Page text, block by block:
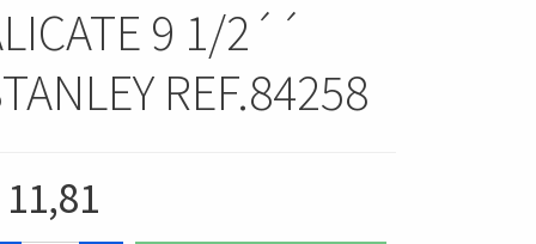
9 1/2´´
REF.84258
11,81